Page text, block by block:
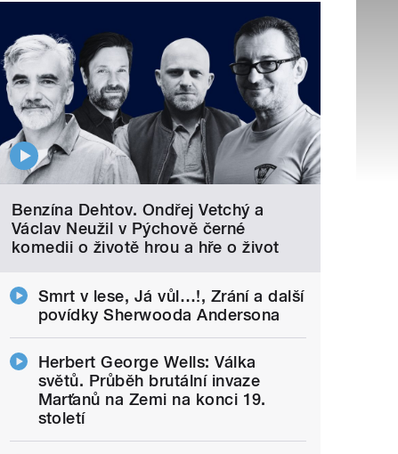
Benzína Dehtov. Ondřej Vetchý a
Václav Neužil v Pýchově černé
komedii o životě hrou a hře o život
Smrt v lese, Já vůl…!, Zrání a další
povídky Sherwooda Andersona
Herbert George Wells: Válka
světů. Průběh brutální invaze
Marťanů na Zemi na konci 19.
století